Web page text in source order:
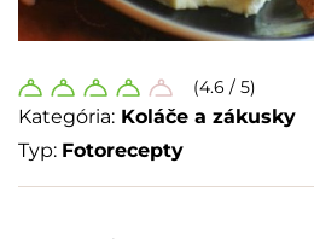
(4.6 / 5)
Kategória: Koláče a zákusky
Typ: Fotorecepty